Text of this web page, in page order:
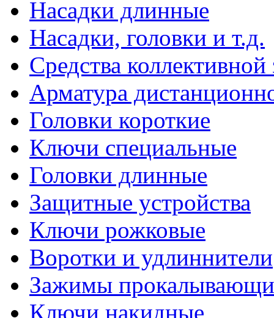
Насадки длинные
Насадки, головки и т.д.
Средства
Арматура
Головки короткие
Ключи специальные
Головки длинные
Защитные устройства
Ключи рожковые
Воротки и удлиннители
Зажимы
Ключи накидные